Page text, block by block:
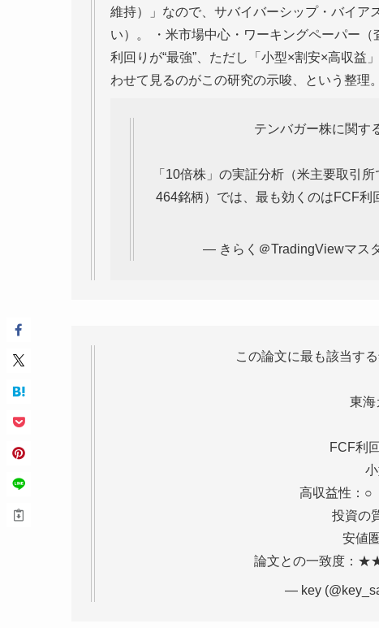
維持）」なので、サバイバーシップ・バイア
い）。 ・米市場中心・ワーキングペーパー
利回りが“最強”、ただし「小型×割安×高収益
わせて見るのがこの研究の示唆、という整理。
テンバガー株に関す
「10倍株」の実証分析（米主要取引
464銘柄）では、最も効くのはFCF
— きらく＠TradingViewマス
この論文に最も該当す
東海
FCF利
高収益性：○
投資の
安値
論文との一致度
— key